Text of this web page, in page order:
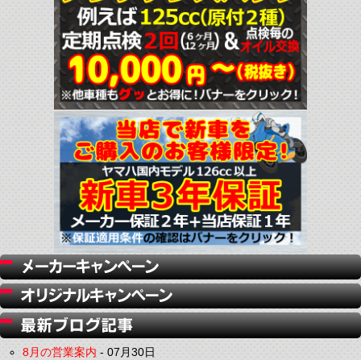
8月の営業案内-07月30日